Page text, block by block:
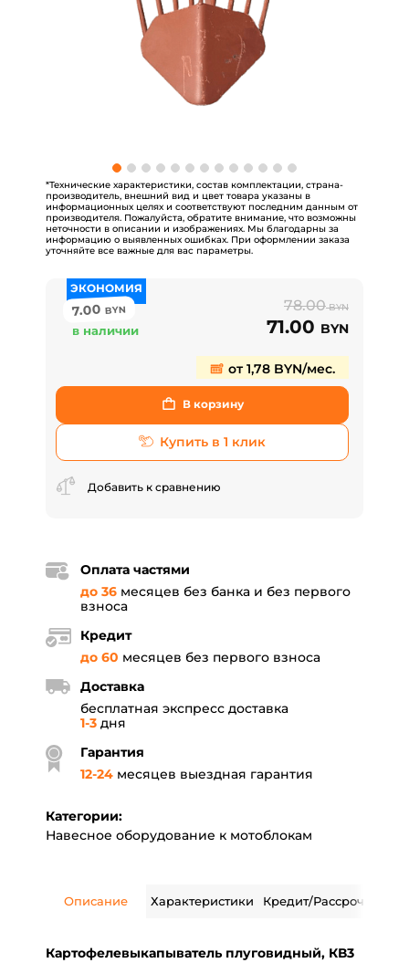
*Технические характеристики, состав комплектации, страна-
производитель, внешний вид и цвет товара указаны в
информационных целях и соответствуют последним данным от
производителя. Пожалуйста, обратите внимание, что возможны
неточности в описании и изображениях. Мы благодарны за
информацию о выявленных ошибках. При оформлении заказа
уточняйте все важные для вас параметры.
ЭКОНОМИЯ
7.00BYN
в наличии
78.00BYN
71.00 BYN
от 1,78 BYN/мес.
В корзину
Купить в 1 клик
Добавить к сравнению
Оплата частями
до 36 месяцев без банка и без первого
взноса
Кредит
до 60 месяцев без первого взноса
Доставка
бесплатная экспресс доставка
1-3 дня
Гарантия
12-24 месяцев выездная гарантия
Категории:
Навесное оборудование к мотоблокам
Описание Характеристики Кредит/Рассрочка
Картофелевыкапыватель плуговидный, КВ3